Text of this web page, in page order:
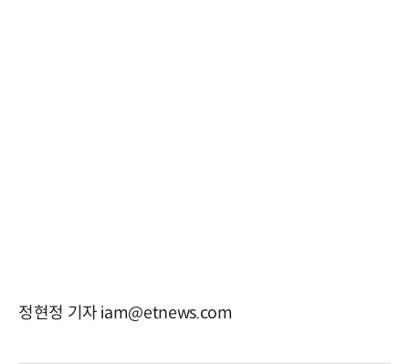
정현정 기자 iam@etnews.com